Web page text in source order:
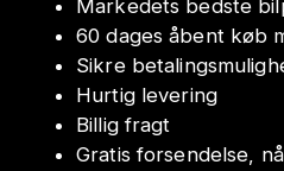
Markedets bedste
60 dages åbent køb
Sikre
Hurtig levering
Billig fragt
Gratis forsendelse,